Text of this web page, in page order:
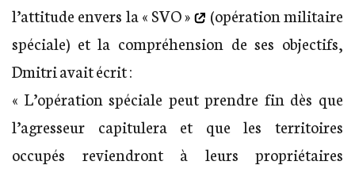
l’attitude envers la « SVO »
(opération militaire
spéciale) et la compréhension de ses objectifs,
Dmitri avait écrit :
« L’opération spéciale peut prendre fin dès que
l’agresseur capitulera et que les territoires
occupés reviendront à leurs propriétaires